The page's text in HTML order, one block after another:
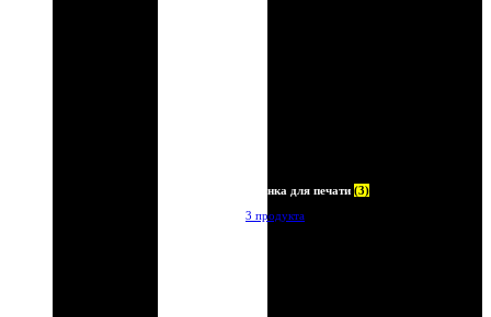
Пленка для печати (3)
3 продукта